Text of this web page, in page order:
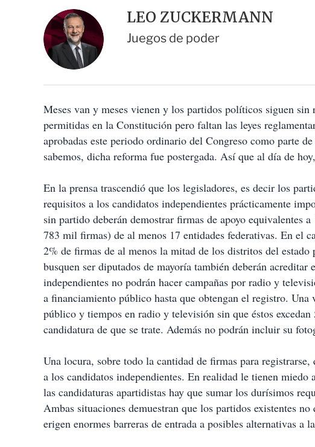
o
n
e
s
d
e
c
m
a
r
t
d
a
LEO ZUCKERMANN
Juegos de poder
Meses van y meses vienen y los partidos políticos siguen
permitidas en la Constitución pero faltan las leyes
aprobadas este periodo ordinario del Congreso como parte
sabemos, dicha reforma fue postergada. Así que al día de
En la prensa trascendió que los legisladores, es decir los
requisitos a los candidatos independientes prácticamente
sin partido deberán demostrar firmas de apoyo equivalentes
783 mil firmas) de al menos 17 entidades federativas. En el
2% de firmas de al menos la mitad de los distritos del
busquen ser diputados de mayoría también deberán
independientes no podrán hacer campañas por radio y
a financiamiento público hasta que obtengan el registro.
público y tiempos en radio y televisión sin que éstos
candidatura de que se trate. Además no podrán incluir su
Una locura, sobre todo la cantidad de firmas para
a los candidatos independientes. En realidad le tienen miedo
las candidaturas apartidistas hay que sumar los durísimos
Ambas situaciones demuestran que los partidos existentes
erigen enormes barreras de entrada a posibles alternativas a